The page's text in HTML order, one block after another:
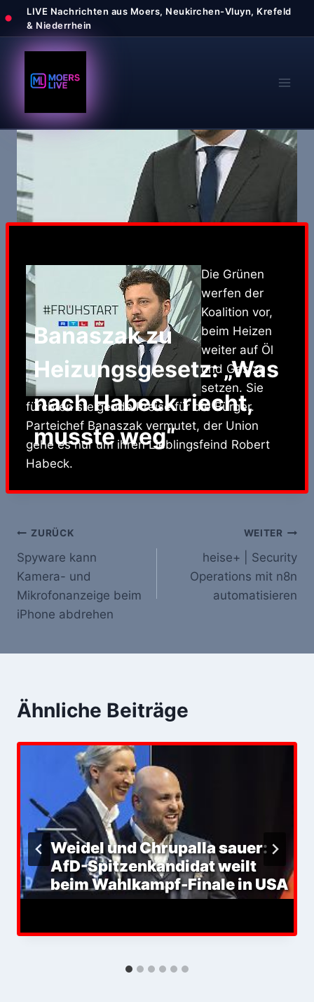
Inhalt
springen
Banaszak zu
Heizungsgesetz: „Was
nach Habeck riecht,
musste weg“
Die Grünen
werfen der
Koalition vor,
beim Heizen
weiter auf Öl
und Gas zu
setzen. Sie
fürchten steigende Preise für die Bürger.
Parteichef Banaszak vermutet, der Union
gehe es nur um ihren Lieblingsfeind Robert
Habeck.
Beitrags-
Navigation
ZURÜCK
Spyware kann
Kamera- und
Mikrofonanzeige beim
iPhone abdrehen
WEITER
heise+ | Security
Operations mit n8n
automatisieren
Ähnliche Beiträge
Weidel und Chrupalla sauer:
AfD-Spitzenkandidat weilt
beim Wahlkampf-Finale in USA